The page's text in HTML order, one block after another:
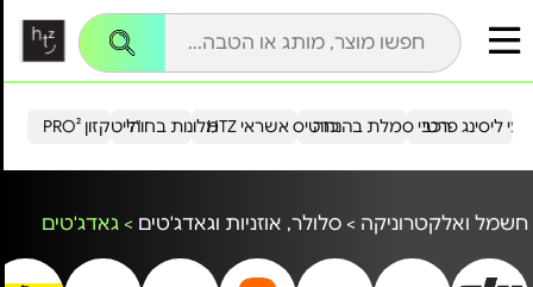
הייטקזון PRO²מלונות בחו"ל כרטיס אשראי HTZ ליסינג פרטירכבי סמלת בהנחה
חשמל ואלקטרוניקה > סלולר, אוזניות וגאדג'טים > גאדג'טים